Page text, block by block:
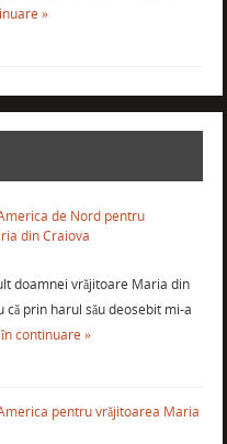
»
de Nord pentru
din Craiova
doamnei vrăjitoare Maria din
că prin harul său deosebit mi-a
continuare »
pentru vrăjitoarea Maria